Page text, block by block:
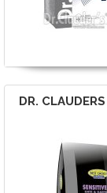
DR. CLAUDERS